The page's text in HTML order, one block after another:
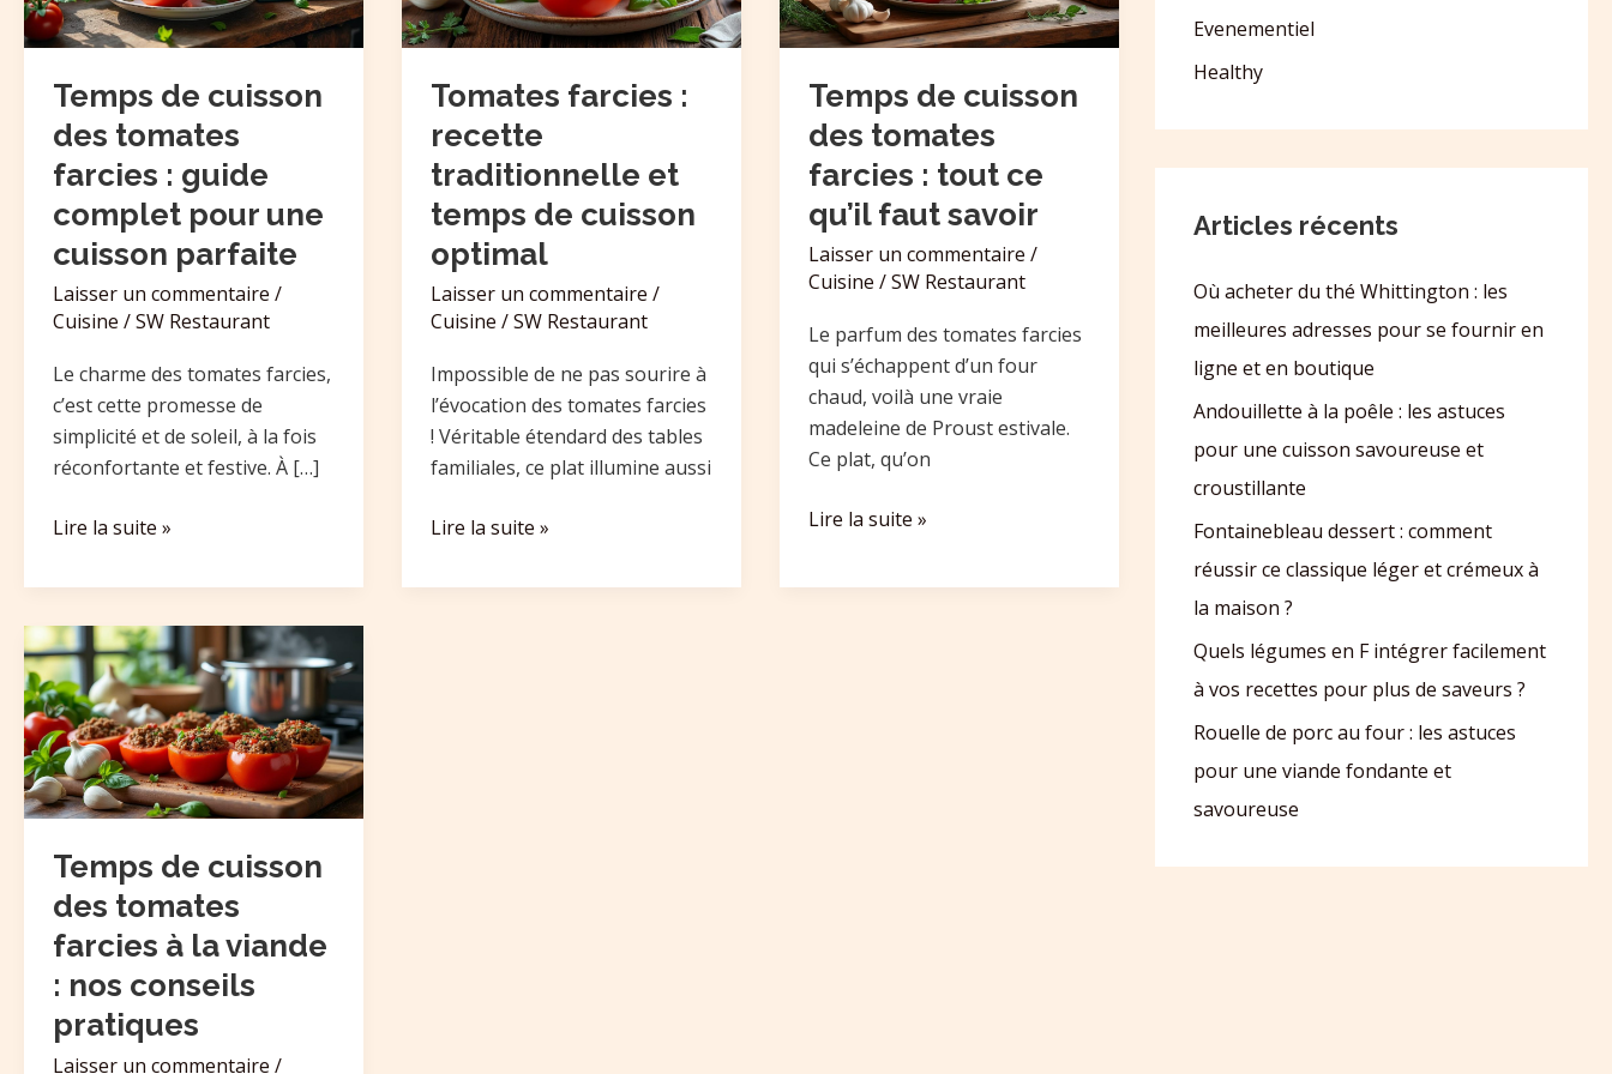
Temps de cuisson
des tomates
farcies : guide
complet pour une
cuisson parfaite
Laisser un commentaire /
Cuisine /SW Restaurant
Le charme des tomates farcies,
c’est cette promesse de
simplicité et de soleil, à la fois
réconfortante et festive. À […]
farcies
:
guide
complet
pour
une
cuisson
parfaite
Lire la suite »
Tomates farcies :
recette
traditionnelle et
temps de cuisson
optimal
Laisser un commentaire /
Cuisine /SW Restaurant
Impossible de ne pas sourire à
l’évocation des tomates farcies
! Véritable étendard des tables
familiales, ce plat illumine aussi
et
temps
de
optimal
Lire la suite »
Temps de cuisson
des tomates
farcies : tout ce
qu’il faut savoir
Laisser un commentaire /
Cuisine /SW Restaurant
Le parfum des tomates farcies
qui s’échappent d’un four
chaud, voilà une vraie
madeleine de Proust estivale.
Ce plat, qu’on
farcies
:
tout
ce
qu’il
faut
savoir
Lire la suite »
Temps de cuisson
des tomates
farcies à la viande
: nos conseils
pratiques
Laisser un commentaire /
Temps
de
cuisson
des
tomates
farcies
à
la
viande
:
nos
conseils
pratiques
Evenementiel
Healthy
Articles récents
Où acheter du thé Whittington : les
meilleures adresses pour se fournir en
ligne et en boutique
Andouillette à la poêle : les astuces
pour une cuisson savoureuse et
croustillante
Fontainebleau dessert : comment
réussir ce classique léger et crémeux à
la maison ?
Quels légumes en F intégrer facilement
à vos recettes pour plus de saveurs ?
Rouelle de porc au four : les astuces
pour une viande fondante et
savoureuse